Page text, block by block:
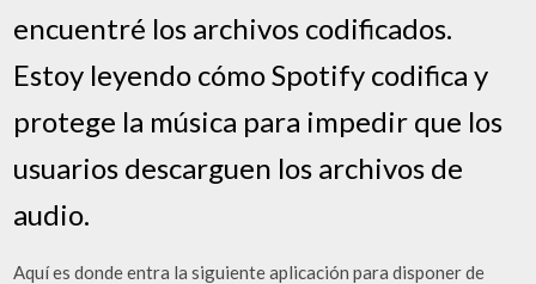
encuentré los archivos codificados.
Estoy leyendo cómo Spotify codifica y
protege la música para impedir que los
usuarios descarguen los archivos de
audio.
Aquí es donde entra la siguiente aplicación para disponer de